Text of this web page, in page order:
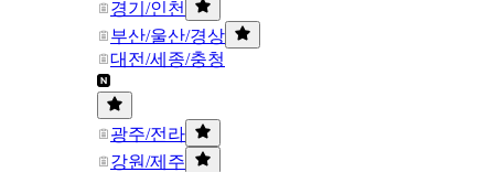
경기/인천
부산/울산/경상
대전/세종/충청
광주/전라
강원/제주